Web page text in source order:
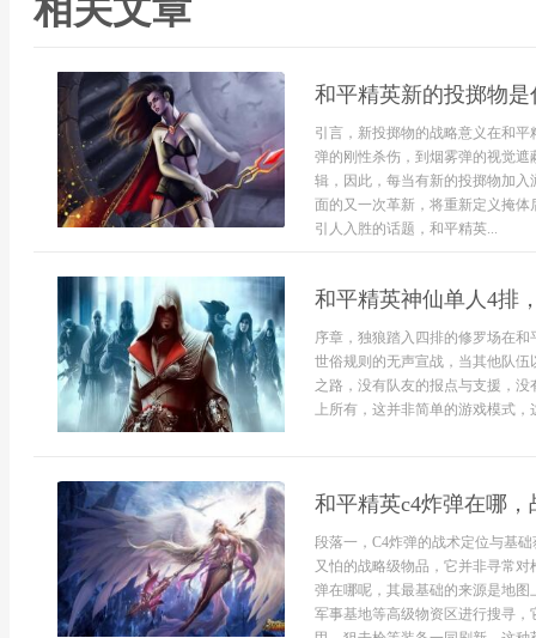
相关文章
和平精英新的投掷物
引言，新投掷物的战略意义在和
弹的刚性杀伤，到烟雾弹的视觉
辑，因此，每当有新的投掷物加
面的又一次革新，将重新定义掩
引人入胜的话题，和平精英...
和平精英神仙单人4排
序章，独狼踏入四排的修罗场在
世俗规则的无声宣战，当其他队
之路，没有队友的报点与支援，
上所有，这并非简单的游戏模式
和平精英c4炸弹在哪
段落一，C4炸弹的战术定位与基
又怕的战略级物品，它并非寻常
弹在哪呢，其最基础的来源是地
军事基地等高级物资区进行搜寻